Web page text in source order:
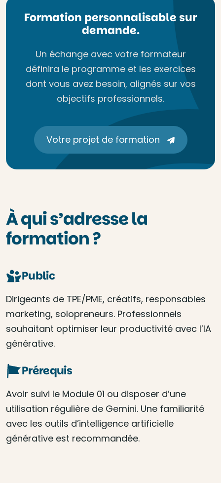
Formation personnalisable sur
demande.
Un échange avec votre formateur
définira le programme et les exercices
dont vous avez besoin, alignés sur vos
objectifs professionnels.
Votre projet de formation
À qui s’adresse la
formation ?
Public
Dirigeants de TPE/PME, créatifs, responsables
marketing, solopreneurs. Professionnels
souhaitant optimiser leur productivité avec l’IA
générative.
Prérequis
Avoir suivi le Module 01 ou disposer d’une
utilisation régulière de Gemini. Une familiarité
avec les outils d’intelligence artificielle
générative est recommandée.